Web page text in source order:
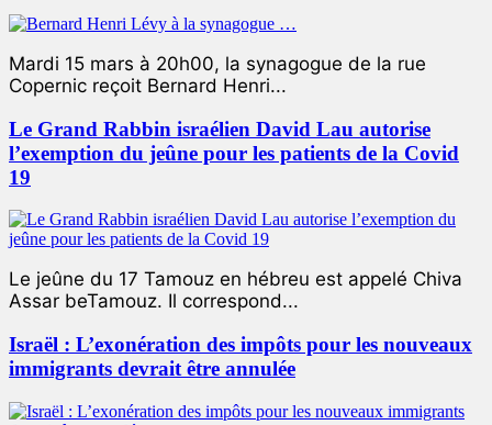
Mardi 15 mars à 20h00, la synagogue de la rue
Copernic reçoit Bernard Henri...
Le Grand Rabbin israélien David Lau autorise
l’exemption du jeûne pour les patients de la Covid
19
Le jeûne du 17 Tamouz en hébreu est appelé Chiva
Assar beTamouz. Il correspond...
Israël : L’exonération des impôts pour les nouveaux
immigrants devrait être annulée